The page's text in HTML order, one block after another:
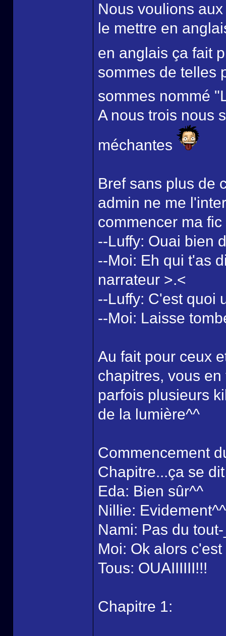
Nous voulions
le mettre en
en anglais ça fait
sommes de telles
sommes nommé
A nous trois nous
méchantes
Bref sans plus de
admin ne me
commencer ma
--Luffy: Ouai bien
--Moi: Eh qui t'as
narrateur >.<
--Luffy: C'est quoi
--Moi: Laisse
Au fait pour ceux
chapitres, vous
parfois plusieurs
de la lumière^^
Commencement
Chapitre...ça se
Eda: Bien sûr^^
Nillie: Evidement^^
Nami: Pas du
Moi: Ok alors
Tous: OUAIIIIII!!!
Chapitre 1: